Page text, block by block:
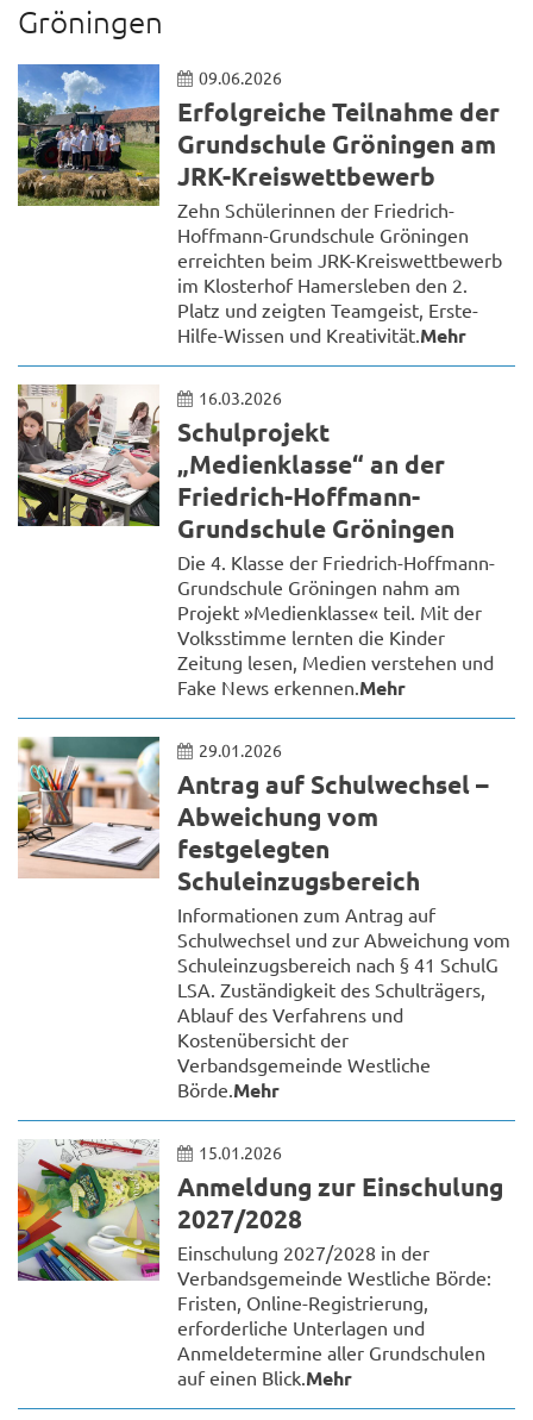
Gröningen
09.06.2026
Erfolgreiche Teilnahme der
Grundschule Gröningen am
JRK-Kreiswettbewerb
Zehn Schülerinnen der Friedrich-
Hoffmann-Grundschule Gröningen
erreichten beim JRK-Kreiswettbewerb
im Klosterhof Hamersleben den 2.
Platz und zeigten Teamgeist, Erste-
Hilfe-Wissen und Kreativität. Mehr
16.03.2026
Schulprojekt
„Medienklasse“ an der
Friedrich-Hoffmann-
Grundschule Gröningen
Die 4. Klasse der Friedrich-Hoffmann-
Grundschule Gröningen nahm am
Projekt »Medienklasse« teil. Mit der
Volksstimme lernten die Kinder
Zeitung lesen, Medien verstehen und
Fake News erkennen. Mehr
29.01.2026
Antrag auf Schulwechsel –
Abweichung vom
festgelegten
Schuleinzugsbereich
Informationen zum Antrag auf
Schulwechsel und zur Abweichung vom
Schuleinzugsbereich nach § 41 SchulG
LSA. Zuständigkeit des Schulträgers,
Ablauf des Verfahrens und
Kostenübersicht der
Verbandsgemeinde Westliche
Börde. Mehr
15.01.2026
Anmeldung zur Einschulung
2027/2028
Einschulung 2027/2028 in der
Verbandsgemeinde Westliche Börde:
Fristen, Online-Registrierung,
erforderliche Unterlagen und
Anmeldetermine aller Grundschulen
auf einen Blick. Mehr